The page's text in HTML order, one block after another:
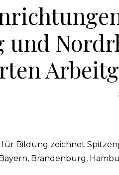
und
Bildung zeichnet
Brandenburg,